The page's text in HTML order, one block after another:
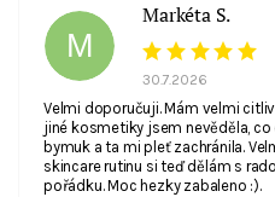
M
Markéta S.
30.7.2026
Velmi doporučuji. Mám velmi
jiné kosmetiky jsem nevěděla, co
bymuk a ta mi pleť zachránila.
skincare rutinu si teď dělám s
pořádku. Moc hezky zabaleno :).